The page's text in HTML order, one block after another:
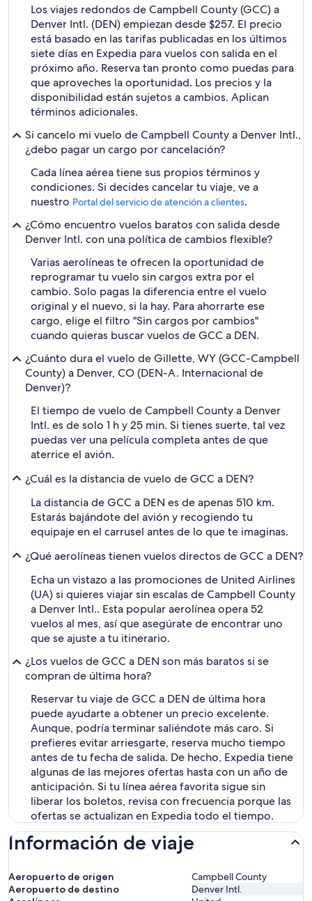
Los viajes redondos de Campbell County (GCC) a
Denver Intl. (DEN) empiezan desde $257. El precio
está basado en las tarifas publicadas en los últimos
siete días en Expedia para vuelos con salida en el
próximo año. Reserva tan pronto como puedas para
que aproveches la oportunidad. Los precios y la
disponibilidad están sujetos a cambios. Aplican
términos adicionales.
Si cancelo mi vuelo de Campbell County a Denver Intl.,
¿debo pagar un cargo por cancelación?
Cada línea aérea tiene sus propios términos y
condiciones. Si decides cancelar tu viaje, ve a
nuestro Portal del servicio de atención a clientes.
¿Cómo encuentro vuelos baratos con salida desde
Denver Intl. con una política de cambios flexible?
Varias aerolíneas te ofrecen la oportunidad de
reprogramar tu vuelo sin cargos extra por el
cambio. Solo pagas la diferencia entre el vuelo
original y el nuevo, si la hay. Para ahorrarte ese
cargo, elige el filtro "Sin cargos por cambios"
cuando quieras buscar vuelos de GCC a DEN.
¿Cuánto dura el vuelo de Gillette, WY (GCC-Campbell
County) a Denver, CO (DEN-A. Internacional de
Denver)?
El tiempo de vuelo de Campbell County a Denver
Intl. es de solo 1 h y 25 min. Si tienes suerte, tal vez
puedas ver una película completa antes de que
aterrice el avión.
¿Cuál es la distancia de vuelo de GCC a DEN?
La distancia de GCC a DEN es de apenas 510 km.
Estarás bajándote del avión y recogiendo tu
equipaje en el carrusel antes de lo que te imaginas.
¿Qué aerolíneas tienen vuelos directos de GCC a DEN?
Echa un vistazo a las promociones de United Airlines
(UA) si quieres viajar sin escalas de Campbell County
a Denver Intl.. Esta popular aerolínea opera 52
vuelos al mes, así que asegúrate de encontrar uno
que se ajuste a tu itinerario.
¿Los vuelos de GCC a DEN son más baratos si se
compran de última hora?
Reservar tu viaje de GCC a DEN de última hora
puede ayudarte a obtener un precio excelente.
Aunque, podría terminar saliéndote más caro. Si
prefieres evitar arriesgarte, reserva mucho tiempo
antes de tu fecha de salida. De hecho, Expedia tiene
algunas de las mejores ofertas hasta con un año de
anticipación. Si tu línea aérea favorita sigue sin
liberar los boletos, revisa con frecuencia porque las
ofertas se actualizan en Expedia todo el tiempo.
Información de viaje
Aeropuerto de origen
Campbell County
Aeropuerto de destino
Denver Intl.